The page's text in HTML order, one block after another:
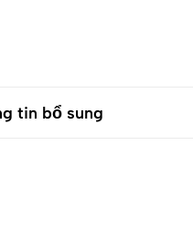
tin bổ sung